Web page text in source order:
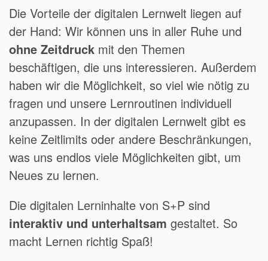
Die Vorteile der digitalen Lernwelt liegen auf
der Hand: Wir können uns in aller Ruhe und
ohne Zeitdruck mit den Themen
beschäftigen, die uns interessieren. Außerdem
haben wir die Möglichkeit, so viel wie nötig zu
fragen und unsere Lernroutinen individuell
anzupassen. In der digitalen Lernwelt gibt es
keine Zeitlimits oder andere Beschränkungen,
was uns endlos viele Möglichkeiten gibt, um
Neues zu lernen.
Die digitalen Lerninhalte von S+P sind
interaktiv und unterhaltsam gestaltet. So
macht Lernen richtig Spaß!